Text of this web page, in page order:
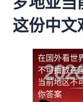
这份中文
在国外看世
不可播放在
当前地区不
你答案